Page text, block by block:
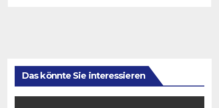
Das könnte Sie interessieren